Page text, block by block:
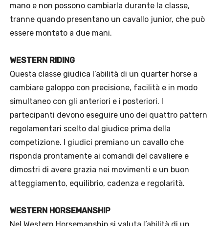
mano e non possono cambiarla durante la classe,
tranne quando presentano un cavallo junior, che può
essere montato a due mani.
WESTERN RIDING
Questa classe giudica l’abilità di un quarter horse a
cambiare galoppo con precisione, facilità e in modo
simultaneo con gli anteriori e i posteriori. I
partecipanti devono eseguire uno dei quattro pattern
regolamentari scelto dal giudice prima della
competizione. I giudici premiano un cavallo che
risponda prontamente ai comandi del cavaliere e
dimostri di avere grazia nei movimenti e un buon
atteggiamento, equilibrio, cadenza e regolarità.
WESTERN HORSEMANSHIP